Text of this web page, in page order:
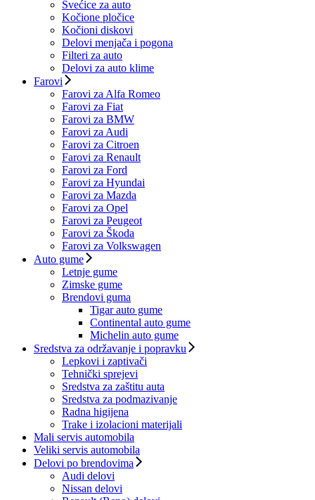
Svećice za auto
Kočione pločice
Kočioni diskovi
Delovi menjača i pogona
Filteri za auto
Delovi za auto klime
Farovi
Farovi za Alfa Romeo
Farovi za Fiat
Farovi za BMW
Farovi za Audi
Farovi za Citroen
Farovi za Renault
Farovi za Ford
Farovi za Hyundai
Farovi za Mazda
Farovi za Opel
Farovi za Peugeot
Farovi za Škoda
Farovi za Volkswagen
Auto gume
Letnje gume
Zimske gume
Brendovi guma
Tigar auto gume
Continental auto gume
Michelin auto gume
Sredstva za održavanje i popravku
Lepkovi i zaptivači
Tehnički sprejevi
Sredstva za zaštitu auta
Sredstva za podmazivanje
Radna higijena
Trake i izolacioni materijali
Mali servis automobila
Veliki servis automobila
Delovi po brendovima
Audi delovi
Nissan delovi